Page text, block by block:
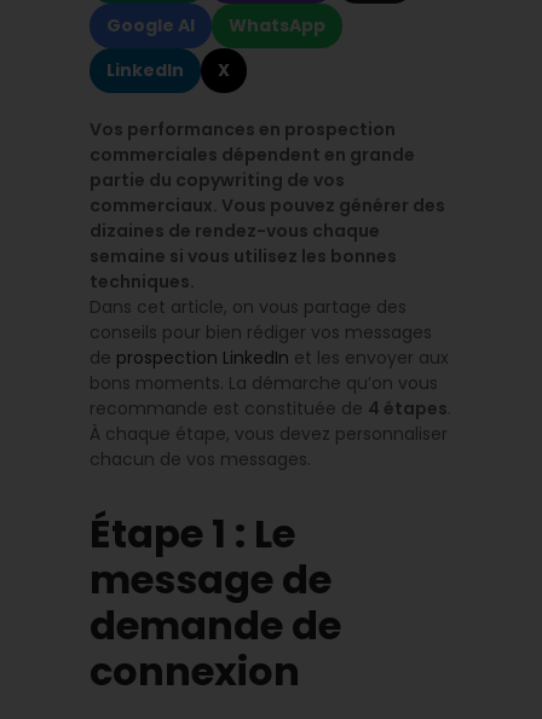
Google AI
WhatsApp
LinkedIn
X
Vos performances en prospection
commerciales dépendent en grande
partie du copywriting de vos
commerciaux. Vous pouvez générer des
dizaines de rendez-vous chaque
semaine si vous utilisez les bonnes
techniques.
Dans cet article, on vous partage des
conseils pour bien rédiger vos messages
de prospection LinkedIn et les envoyer aux
bons moments. La démarche qu’on vous
recommande est constituée de 4 étapes.
À chaque étape, vous devez personnaliser
chacun de vos messages.
Étape 1 : Le
message de
demande de
connexion